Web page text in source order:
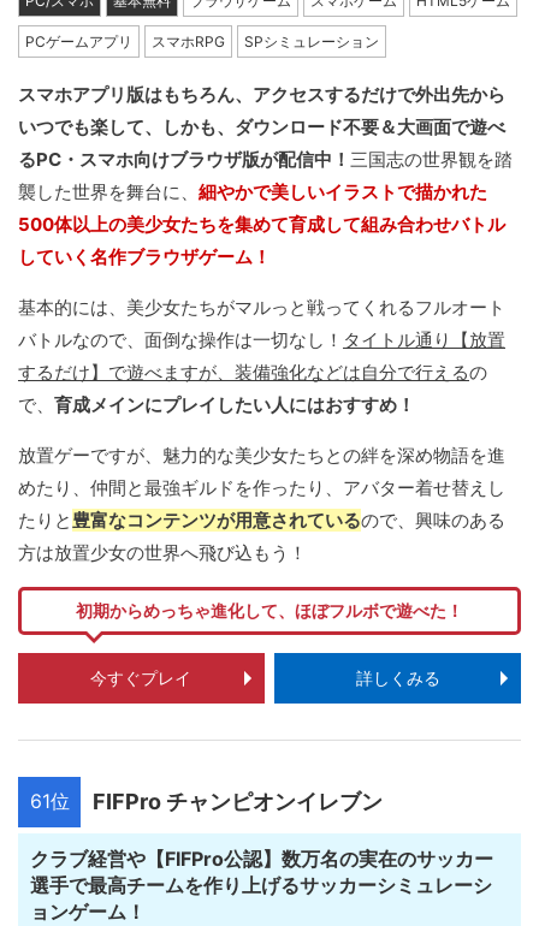
PCゲームアプリ スマホRPG SPシミュレーション
スマホアプリ版はもちろん、アクセスするだけで外出先から
いつでも楽して、しかも、ダウンロード不要＆大画面で遊べ
るPC・スマホ向けブラウザ版が配信中！ 三国志の世界観を踏
襲した世界を舞台に、 細やかで美しいイラストで描かれた
500体以上の美少女たちを集めて育成して組み合わせバトル
していく名作ブラウザゲーム！
基本的には、美少女たちがマルっと戦ってくれるフルオート
バトルなので、面倒な操作は一切なし！ タイトル通り【放置
するだけ】で遊べますが、装備強化などは自分で行えるの
で、 育成メインにプレイしたい人にはおすすめ！
放置ゲーですが、魅力的な美少女たちとの絆を深め物語を進
めたり、仲間と最強ギルドを作ったり、アバター着せ替えし
たりと豊富なコンテンツが用意されているので、興味のある
方は放置少女の世界へ飛び込もう！
初期からめっちゃ進化して、ほぼフルボで遊べた！
今すぐプレイ 詳しくみる
61位 FIFPro チャンピオンイレブン
クラブ経営や【FIFPro公認】数万名の実在のサッカー
選手で最高チームを作り上げるサッカーシミュレーシ
ョンゲーム！